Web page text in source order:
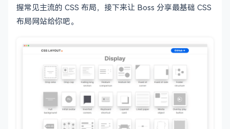
握常见主流的 CSS 布局，接下来让 Boss 分享最基础 CSS
布局网站给你吧。